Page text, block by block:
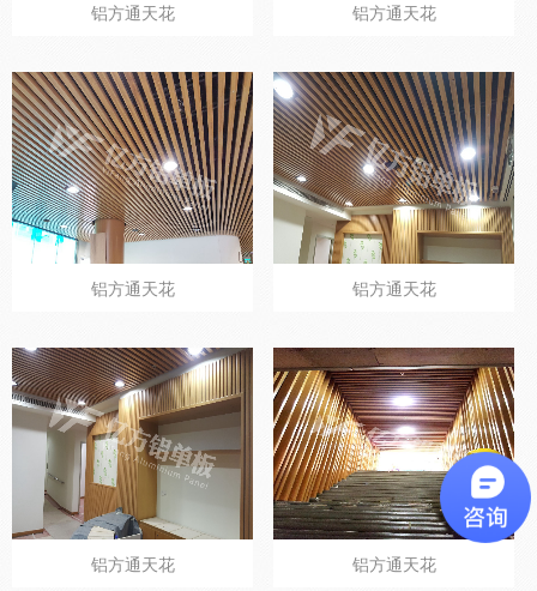
铝方通天花 铝方通天花
铝方通天花 铝方通天花
铝方通天花 铝方通天花